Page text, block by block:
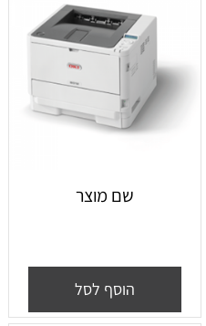
שם מוצר
הוסף לסל